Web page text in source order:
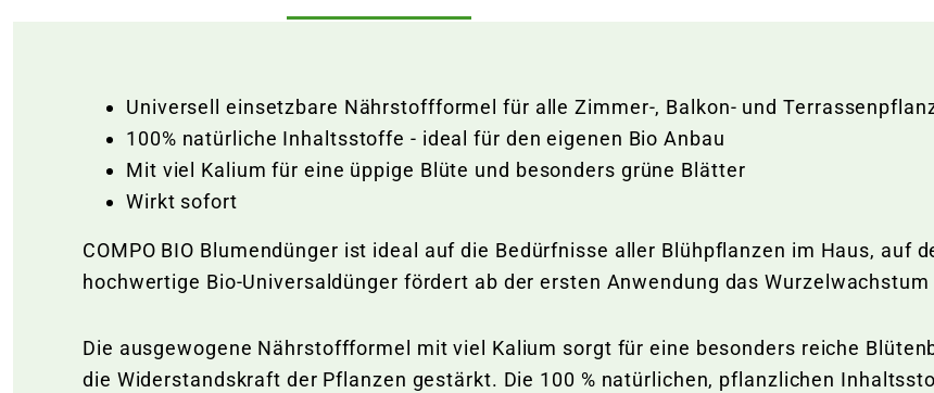
Universell einsetzbare Nährstoffformel für alle Zimmer-, Balkon- und
100% natürliche Inhaltsstoffe - ideal für den eigenen Bio Anbau
Mit viel Kalium für eine üppige Blüte und besonders grüne Blätter
Wirkt sofort
COMPO BIO Blumendünger ist ideal auf die Bedürfnisse aller Blühpflanzen im Haus, auf
hochwertige Bio-Universaldünger fördert ab der ersten Anwendung das
Die ausgewogene Nährstoffformel mit viel Kalium sorgt für eine besonders reiche
die Widerstandskraft der Pflanzen gestärkt. Die 100 % natürlichen, pflanzlichen